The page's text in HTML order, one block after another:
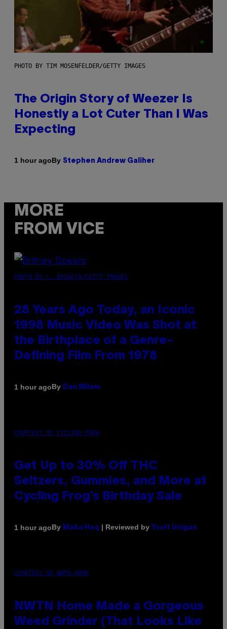
PHOTO BY TIM MOSENFELDER/GETTY IMAGES
The Origin Story of Weezer Is
Honestly a Lot Cuter Than I Was
Expecting
1 hour agoBy Stephen Andrew Galiher
MORE
FROM VICE
PHOTO BY L. BUSACCA/GETTY IMAGES
28 Years Ago Today, an Iconic
1998 Music Video Was Shot at
the Birthplace of a Genre-
Defining Film From 1978
1 hour agoBy Dan Milam
COURTESY OF CYCLING FROG
Get Up to 30% Off THC
Seltzers, Gummies, and More at
Cycling Frog’s Birthday Sale
1 hour agoBy Maha Haq | Reviewed by Ysolt Usigan
COURTESY OF NWTN HOME
NWTN Home Made a Gorgeous
Weed Grinder (That Looks Like